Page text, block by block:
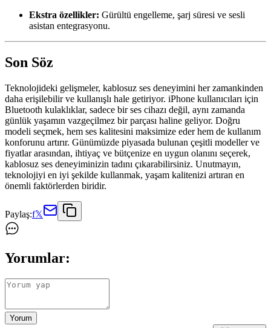
Ekstra özellikler: Gürültü engelleme, şarj süresi ve sesli
asistan entegrasyonu.
Son Söz
Teknolojideki gelişmeler, kablosuz ses deneyimini her zamankinden
daha erişilebilir ve kullanışlı hale getiriyor. iPhone kullanıcıları için
Bluetooth kulaklıklar, sadece bir ses cihazı değil, aynı zamanda
günlük yaşamın vazgeçilmez bir parçası haline geliyor. Doğru
modeli seçmek, hem ses kalitesini maksimize eder hem de kullanım
konforunu artırır. Günümüzde piyasada bulunan çeşitli modeller ve
fiyatlar arasından, ihtiyaç ve bütçenize en uygun olanını seçerek,
kablosuz ses deneyiminizin tadını çıkarabilirsiniz. Unutmayın,
teknolojiyi en iyi şekilde kullanmak, yaşam kalitenizi artıran en
önemli faktörlerden biridir.
Paylaş:f𝕏
Yorumlar:
Yorum